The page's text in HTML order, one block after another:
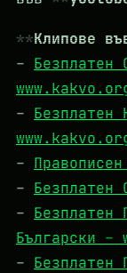
Клипове
– Безплатен
– Безплатен
–
– Безплатен
– Безплатен
Български –
– Безплатен